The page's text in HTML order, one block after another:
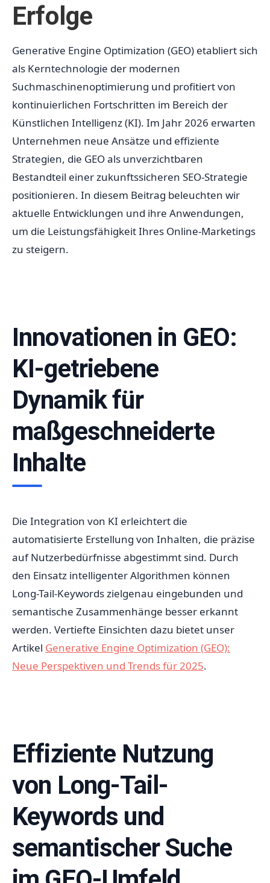
Erfolge
Generative Engine Optimization (GEO) etabliert sich
als Kerntechnologie der modernen
Suchmaschinenoptimierung und profitiert von
kontinuierlichen Fortschritten im Bereich der
Künstlichen Intelligenz (KI). Im Jahr 2026 erwarten
Unternehmen neue Ansätze und effiziente
Strategien, die GEO als unverzichtbaren
Bestandteil einer zukunftssicheren SEO-Strategie
positionieren. In diesem Beitrag beleuchten wir
aktuelle Entwicklungen und ihre Anwendungen,
um die Leistungsfähigkeit Ihres Online-Marketings
zu steigern.
Innovationen in GEO:
KI-getriebene
Dynamik für
maßgeschneiderte
Inhalte
Die Integration von KI erleichtert die
automatisierte Erstellung von Inhalten, die präzise
auf Nutzerbedürfnisse abgestimmt sind. Durch
den Einsatz intelligenter Algorithmen können
Long-Tail-Keywords zielgenau eingebunden und
semantische Zusammenhänge besser erkannt
werden. Vertiefte Einsichten dazu bietet unser
Artikel Generative Engine Optimization (GEO):
Neue Perspektiven und Trends für 2025.
Effiziente Nutzung
von Long-Tail-
Keywords und
semantischer Suche